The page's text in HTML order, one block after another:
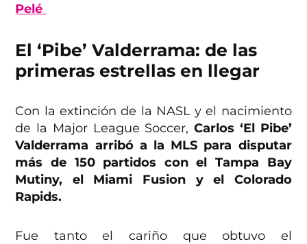
Pelé
El ‘Pibe’ Valderrama: de las
primeras estrellas en llegar
Con la extinción de la NASL y el nacimiento
de la Major League Soccer,Carlos ‘El Pibe’
Valderrama arribó a la MLS para disputar
más de 150 partidos con el Tampa Bay
Mutiny, el Miami Fusion y el Colorado
Rapids.
Fue tanto el cariño que obtuvo el